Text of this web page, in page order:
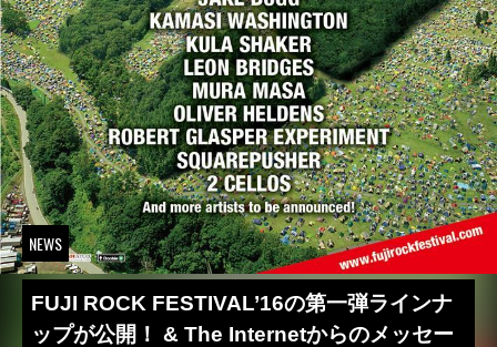
NEWS
FUJI ROCK FESTIVAL’16の第一弾ラインナ
ップが公開！ & The Internetからのメッセー